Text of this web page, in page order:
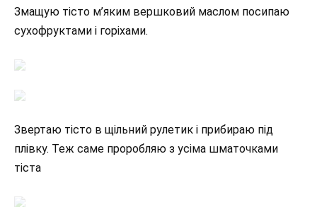
Змащую тісто м’яким вершковий маслом посипаю
сухофруктами і горіхами.
Звертаю тісто в щільний рулетик і прибираю під
плівку. Теж саме проробляю з усіма шматочками
тіста